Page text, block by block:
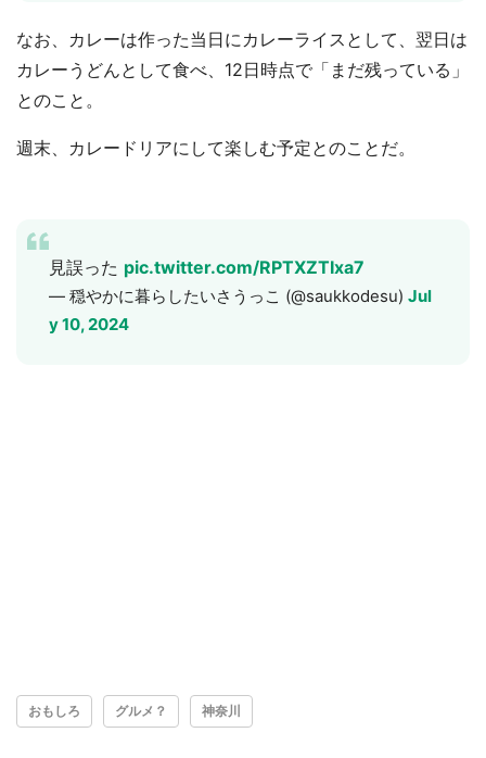
なお、カレーは作った当日にカレーライスとして、翌日は
カレーうどんとして食べ、12日時点で「まだ残っている」
とのこと。
週末、カレードリアにして楽しむ予定とのことだ。
見誤った pic.twitter.com/RPTXZTIxa7
— 穏やかに暮らしたいさうっこ (@saukkodesu) Jul
y 10, 2024
おもしろ グルメ？ 神奈川